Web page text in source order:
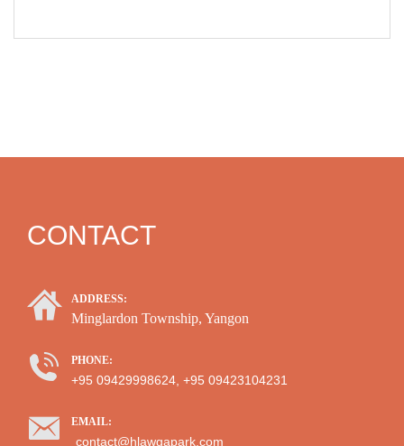
CONTACT
ADDRESS:
Minglardon Township, Yangon
PHONE:
+95 09429998624, +95 09423104231
EMAIL:
contact@hlawgapark.com